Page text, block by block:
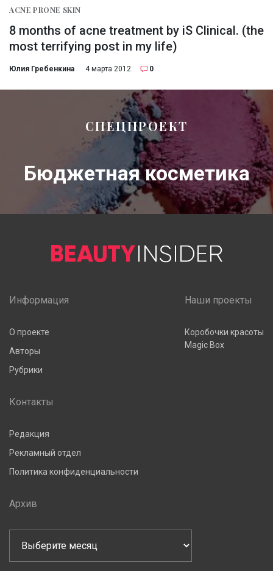
ACNE PRONE SKIN
8 months of acne treatment by iS Clinical. (the
most terrifying post in my life)
Юлия Гребенкина 4 марта 2012 0
СПЕЦПРОЕКТ
Бюджетная косметика
Информация
О проекте
Авторы
Рубрики
Наши проекты
Коробочки красоты
Magic Box
Контакты
Редакция
Рекламный отдел
Политика конфиденциальности
Архив